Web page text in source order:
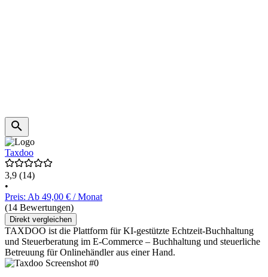
Taxdoo
3,9 (14)
•
Preis: Ab 49,00 € / Monat
(14 Bewertungen)
Direkt vergleichen
TAXDOO ist die Plattform für KI-gestützte Echtzeit-Buchhaltung
und Steuerberatung im E-Commerce – Buchhaltung und steuerliche
Betreuung für Onlinehändler aus einer Hand.